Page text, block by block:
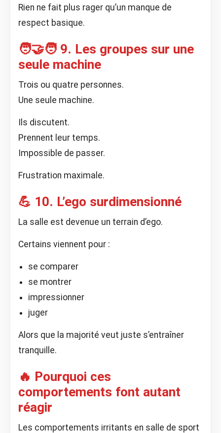
Rien ne fait plus rager qu’un manque de
respect basique.
🧑‍🤝‍🧑 9. Les groupes sur une
seule machine
Trois ou quatre personnes.
Une seule machine.
Ils discutent.
Prennent leur temps.
Impossible de passer.
Frustration maximale.
💪 10. L’ego surdimensionné
La salle est devenue un terrain d’ego.
Certains viennent pour :
se comparer
se montrer
impressionner
juger
Alors que la majorité veut juste s’entraîner
tranquille.
🔥 Pourquoi ces
comportements font autant
réagir
Les comportements irritants en salle de sport